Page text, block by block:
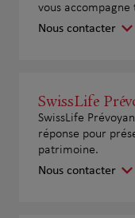
vous
Nous contacter
SwissLife
SwissLife
réponse pour
patrimoine.
Nous contacter